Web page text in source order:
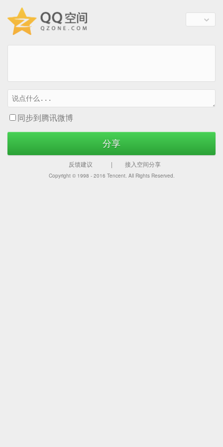
同步到腾讯微博
分享
反馈建议 | 接入空间分享
Copyright © 1998 - 2016 Tencent. All Rights Reserved.